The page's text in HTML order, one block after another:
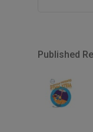
Published